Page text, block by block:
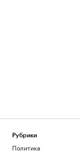
Рубрики
Политика